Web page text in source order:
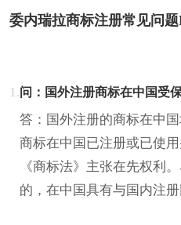
委内瑞拉商标注册常见问
1.问：国外注册商标在中国受
答：国外注册的商标在中
商标在中国已注册或已使
《商标法》主张在先权利
的，在中国具有与国内注册